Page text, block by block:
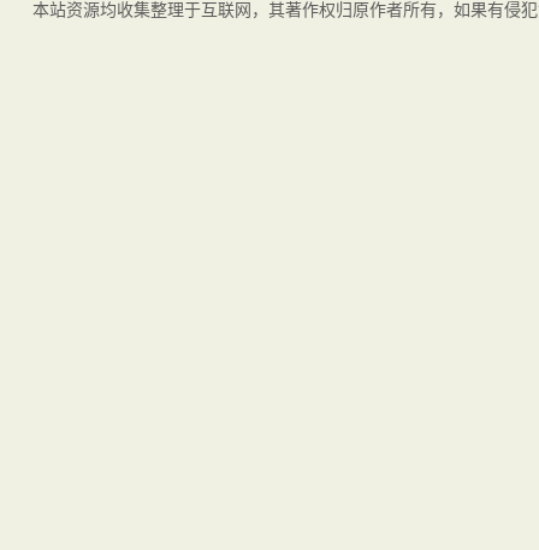
本站资源均收集整理于互联网，其著作权归原作者所有，如果有侵